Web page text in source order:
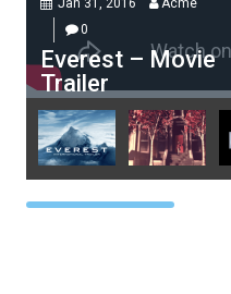
Jan 31, 2016
Acme
0
Everest – Movie
Trailer